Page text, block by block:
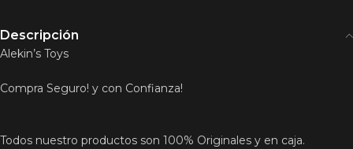
Descripción
Alekin’s Toys
Compra Seguro! y con Confianza!
Todos nuestro productos son 100% Originales y en caja.